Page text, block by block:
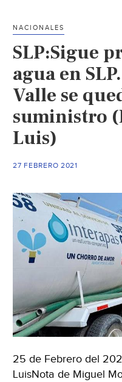
NACIONALES
SLP:Sigue
agua en
Valle se
suministro
Luis)
27 FEBRERO 2021
25 de Febrero del
LuisNota de Miguel